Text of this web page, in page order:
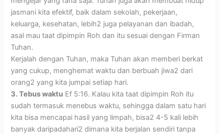
jasmani kita efektif, baik dalam sekolah, pekerjaan,
keluarga, kesehatan, lebih2 juga pelayanan dan ibadah,
asal mau taat dipimpin Roh dan itu sesuai dengan Firman
Tuhan.
Kerjalah dengan Tuhan, maka Tuhan akan memberi berkat
yang cukup, menghemat waktu dan berbuah jiwa2 dari
orang2 yang kita jumpai setiap hari.
3. Tebus waktu Ef 5:16. Kalau kita taat dipimpin Roh itu
sudah termasuk menebus waktu, sehingga dalam satu hari
kita bisa mencapai hasil yang limpah, bisa2 4-5 kali lebih
banyak daripadahari2 dimana kita berjalan sendiri tanpa